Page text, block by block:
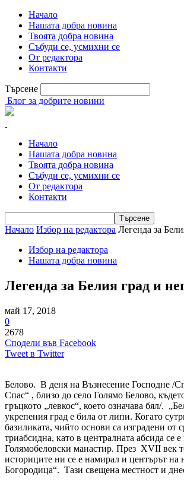
Начало
Нашата добра новина
Твоята добра новина
Събуди се, усмихни се
От редактора
Контакти
Търсене
Блог за добрите новини
Начало
Нашата добра новина
Твоята добра новина
Събуди се, усмихни се
От редактора
Контакти
Начало Избор на редактора Легенда за
Избор на редактора
Нашата добра новина
Легенда за Белия град и
май 17, 2018
0
2678
Сподели във Facebook
Tweet в Twitter
Белово. В деня на Възнесение Господне /
Спас“ , близо до село Голямо Белово,
гръцкото „левкос“, което означава бял/.
укрепения град е била от липи. Когато
базиликата, чийто основи са изградени от
триабсидна, като в централната абсида се
Голямобеловски манастир. През XVII век
историците ни се е намирал и центърът на
Богородица“. Тази свещена местност и